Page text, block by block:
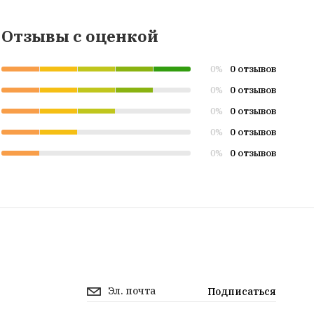
Отзывы с оценкой
0% 0 отзывов
0% 0 отзывов
0% 0 отзывов
0% 0 отзывов
0% 0 отзывов
Подписаться